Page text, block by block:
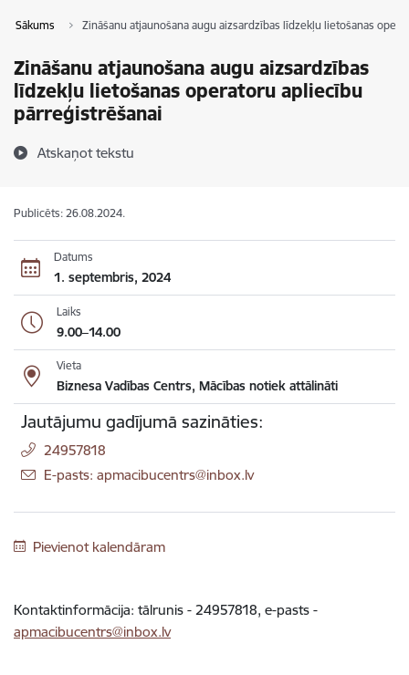
Sākums Zināšanu atjaunošana augu aizsardzības līdzekļu lietošanas
Zināšanu atjaunošana augu aizsardzības
līdzekļu lietošanas operatoru apliecību
pārreģistrēšanai
Atskaņot tekstu
Publicēts: 26.08.2024.
Datums
1. septembris, 2024
Laiks
9.00–14.00
Vieta
Biznesa Vadības Centrs, Mācības notiek attālināti
Jautājumu gadījumā sazināties:
24957818
E-pasts: apmacibucentrs@inbox.lv
Pievienot kalendāram
Kontaktinformācija: tālrunis - 24957818, e-pasts -
apmacibucentrs@inbox.lv